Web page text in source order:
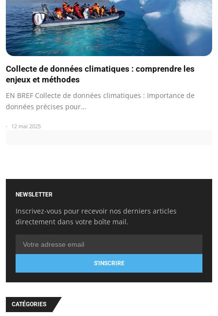
Collecte de données climatiques : comprendre les
enjeux et méthodes
EN BREF Collecte de données climatiques : Importance de
données précises pour…
12 mai 2025
NEWSLETTER
Inscrivez-vous pour recevoir nos derniers articles
directement dans votre boîte mail.
S'INSCRIRE
CATÉGORIES